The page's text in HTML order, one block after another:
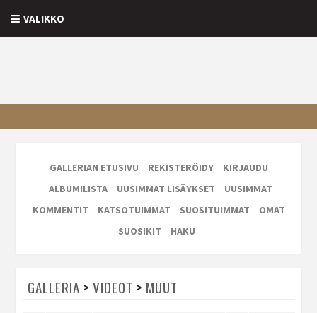
VALIKKO
GALLERIAN ETUSIVU REKISTERÖIDY
KIRJAUDU
ALBUMILISTA
UUSIMMAT LISÄYKSET
UUSIMMAT
KOMMENTIT
KATSOTUIMMAT SUOSITUIMMAT
OMAT
SUOSIKIT
HAKU
GALLERIA > VIDEOT > MUUT